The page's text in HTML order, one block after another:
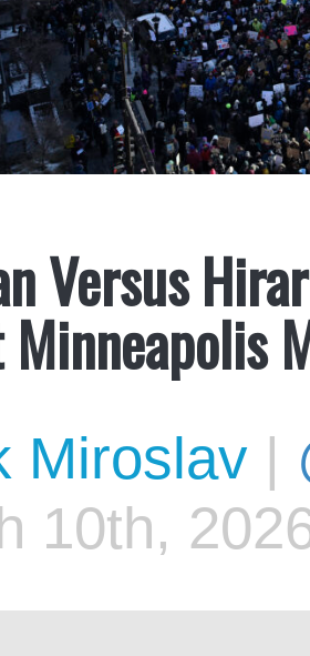
Versus
Miroslav |
10th,